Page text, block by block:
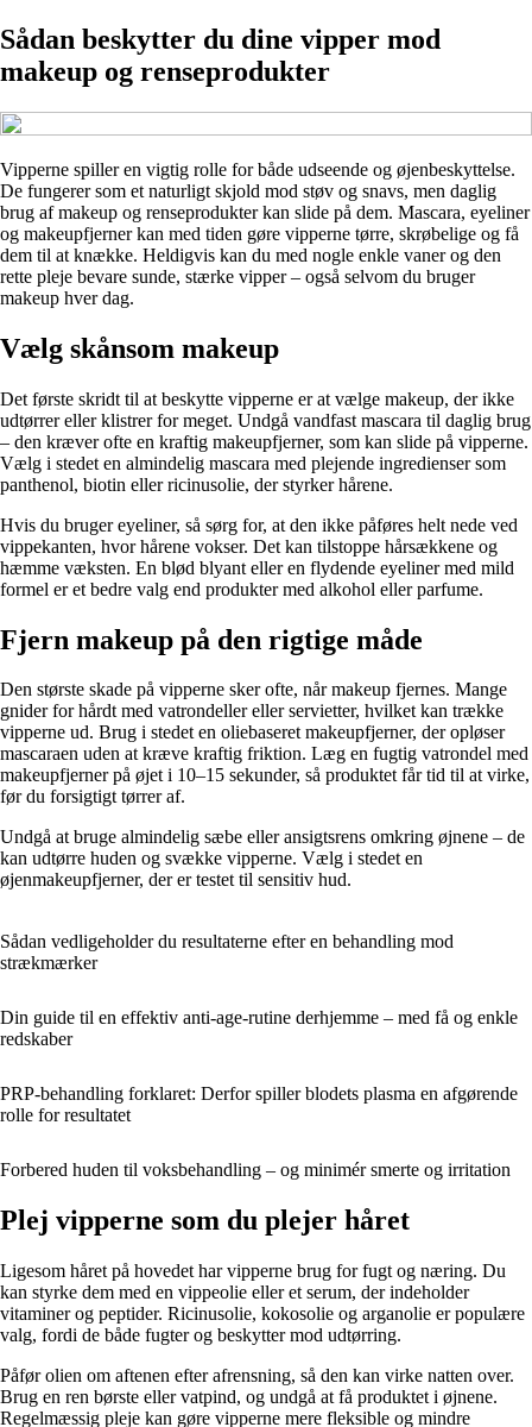
Sådan beskytter du dine vipper mod
makeup og renseprodukter
Vipperne spiller en vigtig rolle for både udseende og øjenbeskyttelse.
De fungerer som et naturligt skjold mod støv og snavs, men daglig
brug af makeup og renseprodukter kan slide på dem. Mascara, eyeliner
og makeupfjerner kan med tiden gøre vipperne tørre, skrøbelige og få
dem til at knække. Heldigvis kan du med nogle enkle vaner og den
rette pleje bevare sunde, stærke vipper – også selvom du bruger
makeup hver dag.
Vælg skånsom makeup
Det første skridt til at beskytte vipperne er at vælge makeup, der ikke
udtørrer eller klistrer for meget. Undgå vandfast mascara til daglig brug
– den kræver ofte en kraftig makeupfjerner, som kan slide på vipperne.
Vælg i stedet en almindelig mascara med plejende ingredienser som
panthenol, biotin eller ricinusolie, der styrker hårene.
Hvis du bruger eyeliner, så sørg for, at den ikke påføres helt nede ved
vippekanten, hvor hårene vokser. Det kan tilstoppe hårsækkene og
hæmme væksten. En blød blyant eller en flydende eyeliner med mild
formel er et bedre valg end produkter med alkohol eller parfume.
Fjern makeup på den rigtige måde
Den største skade på vipperne sker ofte, når makeup fjernes. Mange
gnider for hårdt med vatrondeller eller servietter, hvilket kan trække
vipperne ud. Brug i stedet en oliebaseret makeupfjerner, der opløser
mascaraen uden at kræve kraftig friktion. Læg en fugtig vatrondel med
makeupfjerner på øjet i 10–15 sekunder, så produktet får tid til at virke,
før du forsigtigt tørrer af.
Undgå at bruge almindelig sæbe eller ansigtsrens omkring øjnene – de
kan udtørre huden og svække vipperne. Vælg i stedet en
øjenmakeupfjerner, der er testet til sensitiv hud.
Sådan vedligeholder du resultaterne efter en behandling mod
strækmærker
Din guide til en effektiv anti-age-rutine derhjemme – med få og enkle
redskaber
PRP-behandling forklaret: Derfor spiller blodets plasma en afgørende
rolle for resultatet
Forbered huden til voksbehandling – og minimér smerte og irritation
Plej vipperne som du plejer håret
Ligesom håret på hovedet har vipperne brug for fugt og næring. Du
kan styrke dem med en vippeolie eller et serum, der indeholder
vitaminer og peptider. Ricinusolie, kokosolie og arganolie er populære
valg, fordi de både fugter og beskytter mod udtørring.
Påfør olien om aftenen efter afrensning, så den kan virke natten over.
Brug en ren børste eller vatpind, og undgå at få produktet i øjnene.
Regelmæssig pleje kan gøre vipperne mere fleksible og mindre